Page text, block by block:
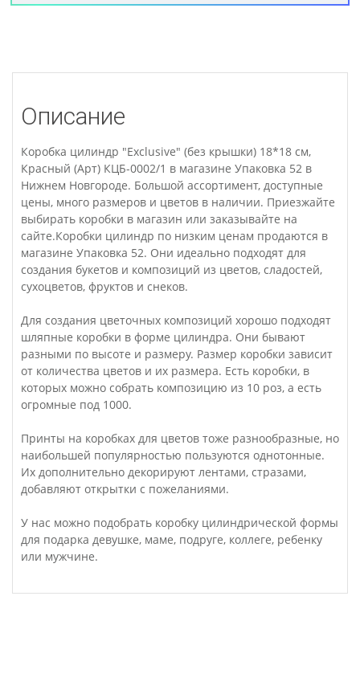
Описание
Коробка цилиндр "Exclusive" (без крышки) 18*18 см,
Красный (Арт) КЦБ-0002/1 в магазине Упаковка 52 в
Нижнем Новгороде. Большой ассортимент, доступные
цены, много размеров и цветов в наличии. Приезжайте
выбирать коробки в магазин или заказывайте на
сайте.Коробки цилиндр по низким ценам продаются в
магазине Упаковка 52. Они идеально подходят для
создания букетов и композиций из цветов, сладостей,
сухоцветов, фруктов и снеков.
Для создания цветочных композиций хорошо подходят
шляпные коробки в форме цилиндра. Они бывают
разными по высоте и размеру. Размер коробки зависит
от количества цветов и их размера. Есть коробки, в
которых можно собрать композицию из 10 роз, а есть
огромные под 1000.
Принты на коробках для цветов тоже разнообразные, но
наибольшей популярностью пользуются однотонные.
Их дополнительно декорируют лентами, стразами,
добавляют открытки с пожеланиями.
У нас можно подобрать коробку цилиндрической формы
для подарка девушке, маме, подруге, коллеге, ребенку
или мужчине.